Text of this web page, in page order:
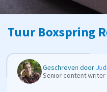
Tuur Boxspring
Geschreven door
Senior content writer